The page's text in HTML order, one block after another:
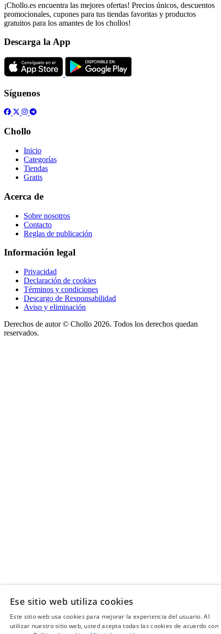
¡Chollo.es encuentra las mejores ofertas! Precios únicos, descuentos
promocionales, cupones para tus tiendas favoritas y productos
gratuitos para los amantes de los chollos!
Descarga la App
Síguenos
Chollo
Inicio
Categorías
Tiendas
Gratis
Acerca de
Sobre nosotros
Contacto
Reglas de publicación
Información legal
Privacidad
Declaración de cookies
Términos y condiciones
Descargo de Responsabilidad
Aviso y eliminación
Derechos de autor © Chollo 2026. Todos los derechos quedan
reservados.
Ese sitio web utiliza cookies
Este sitio web usa cookies para mejorar la experiencia del usuario. Al
utilizar nuestro sitio web, usted acepta todas las cookies de acuerdo con